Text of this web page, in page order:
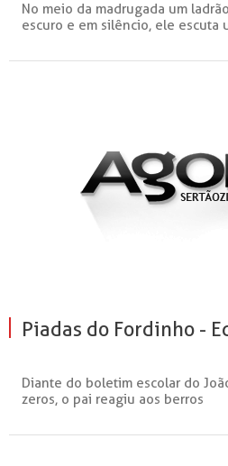
No meio da madrugada um
escuro e em silêncio, ele escuta
Piadas do Fordinho -
Diante do boletim escolar do
zeros, o pai reagiu aos berros